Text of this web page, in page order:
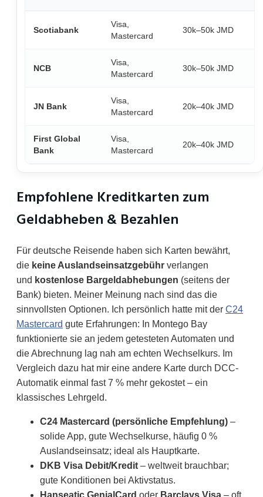
Scotiabank
Visa,
Mastercard
30k–50k JMD
NCB
Visa,
Mastercard
30k–50k JMD
JN Bank
Visa,
Mastercard
20k–40k JMD
First Global
Bank
Visa,
Mastercard
20k–40k JMD
Empfohlene Kreditkarten zum
Geldabheben & Bezahlen
Für deutsche Reisende haben sich Karten bewährt,
die keine Auslandseinsatzgebühr verlangen
und kostenlose Bargeldabhebungen (seitens der
Bank) bieten. Meiner Meinung nach sind das die
sinnvollsten Optionen. Ich persönlich hatte mit der C24
Mastercard gute Erfahrungen: In Montego Bay
funktionierte sie an jedem getesteten Automaten und
die Abrechnung lag nah am echten Wechselkurs. Im
Vergleich dazu hat mir eine andere Karte durch DCC-
Automatik einmal fast 7 % mehr gekostet – ein
klassisches Lehrgeld.
C24 Mastercard (persönliche Empfehlung) –
solide App, gute Wechselkurse, häufig 0 %
Auslandseinsatz; ideal als Hauptkarte.
DKB Visa Debit/Kredit – weltweit brauchbar;
gute Konditionen bei Aktivstatus.